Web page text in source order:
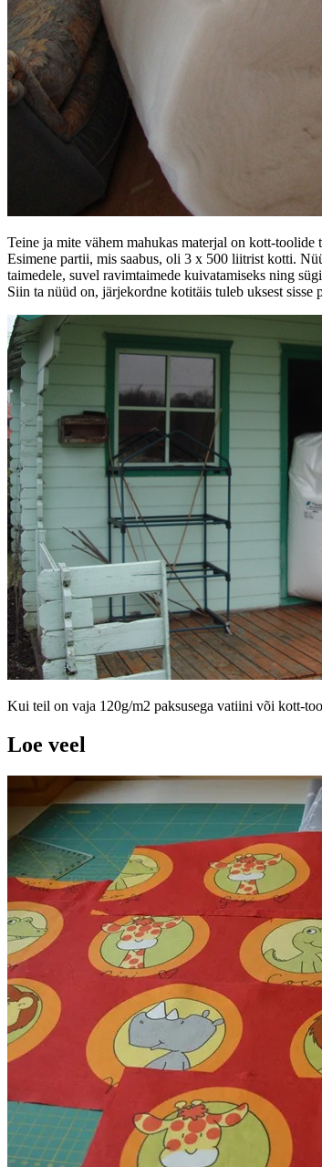
Teine ja mite vähem mahukas materjal on kott-toolide
Esimene partii, mis saabus, oli 3 x 500 liitrist kotti.
taimedele, suvel ravimtaimede kuivatamiseks ning
Siin ta nüüd on, järjekordne kotitäis tuleb uksest sisse
Kui teil on vaja 120g/m2 paksusega vatiini või kott-
Loe veel